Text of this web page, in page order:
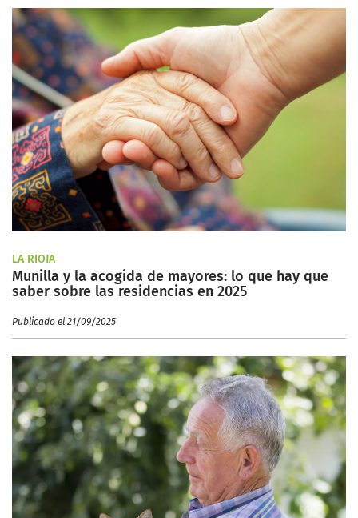
LA RIOJA
Munilla y la acogida de mayores: lo que hay que
saber sobre las residencias en 2025
Publicado el 21/09/2025